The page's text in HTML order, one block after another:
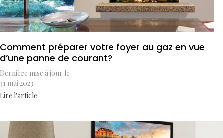
Comment préparer votre foyer au gaz en vue
d’une panne de courant?
Dernière mise à jour le
31 mai 2023
Lire l'article